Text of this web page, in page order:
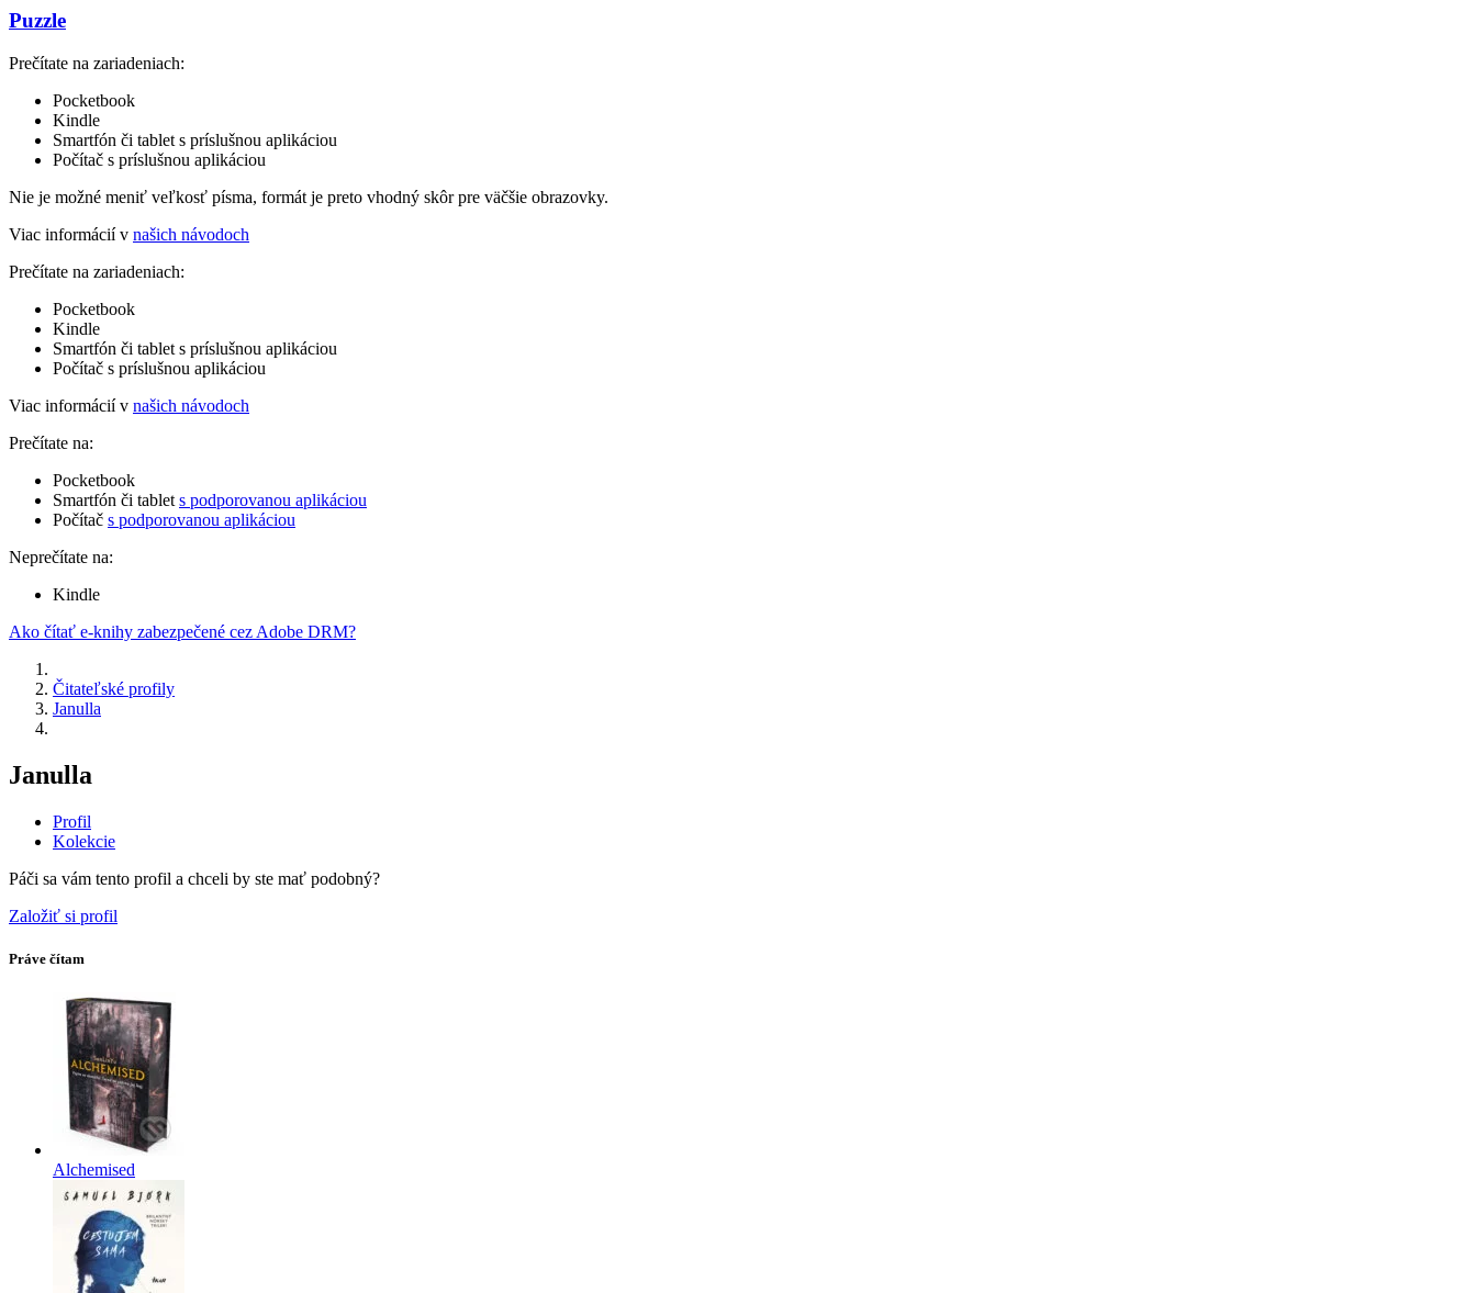
Puzzle
Prečítate na zariadeniach:
Pocketbook
Kindle
Smartfón či tablet s príslušnou aplikáciou
Počítač s príslušnou aplikáciou
Nie je možné meniť veľkosť písma, formát je preto vhodný skôr pre väčšie obrazovky.
Viac informácií v našich návodoch
Prečítate na zariadeniach:
Pocketbook
Kindle
Smartfón či tablet s príslušnou aplikáciou
Počítač s príslušnou aplikáciou
Viac informácií v našich návodoch
Prečítate na:
Pocketbook
Smartfón či tablet s podporovanou aplikáciou
Počítač s podporovanou aplikáciou
Neprečítate na:
Kindle
Ako čítať e-knihy zabezpečené cez Adobe DRM?
Čitateľské profily
Janulla
Janulla
Profil
Kolekcie
Páči sa vám tento profil a chceli by ste mať podobný?
Založiť si profil
Práve čítam
Alchemised